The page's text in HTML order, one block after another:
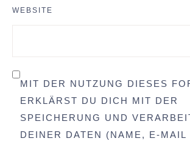
WEBSITE
MIT DER NUTZUNG DIESES
ERKLÄRST DU DICH MIT DER
SPEICHERUNG UND
DEINER DATEN (NAME, E-MAIL